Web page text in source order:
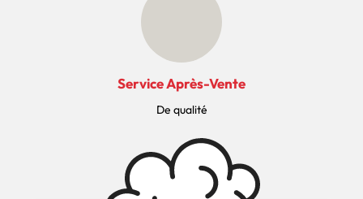
Service Après-Vente
De qualité